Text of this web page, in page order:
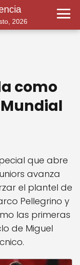
2026
como
que abre
avanza
el plantel de
Pellegrino y
las primeras
de Miguel